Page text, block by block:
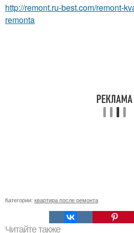
http://remont.ru-best.com/remont-
remonta
Категории: квартира после ремонта
Читайте также